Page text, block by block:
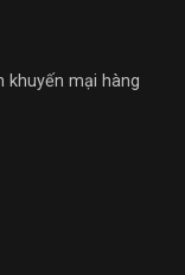
khuyến mại hàng